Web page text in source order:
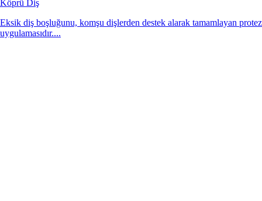
Köprü Diş
Eksik diş boşluğunu, komşu dişlerden destek alarak tamamlayan protez
uygulamasıdır....